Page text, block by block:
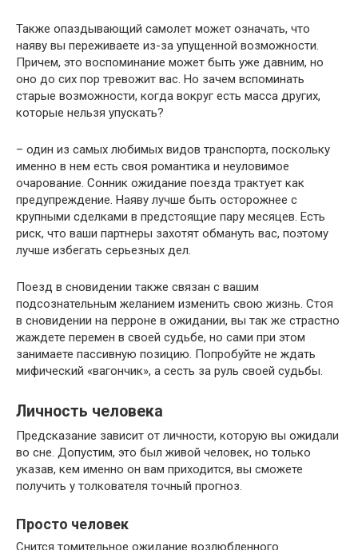
Также опаздывающий самолет может означать, что
наяву вы переживаете из-за упущенной возможности.
Причем, это воспоминание может быть уже давним, но
оно до сих пор тревожит вас. Но зачем вспоминать
старые возможности, когда вокруг есть масса других,
которые нельзя упускать?
– один из самых любимых видов транспорта, поскольку
именно в нем есть своя романтика и неуловимое
очарование. Сонник ожидание поезда трактует как
предупреждение. Наяву лучше быть осторожнее с
крупными сделками в предстоящие пару месяцев. Есть
риск, что ваши партнеры захотят обмануть вас, поэтому
лучше избегать серьезных дел.
Поезд в сновидении также связан с вашим
подсознательным желанием изменить свою жизнь. Стоя
в сновидении на перроне в ожидании, вы так же страстно
жаждете перемен в своей судьбе, но сами при этом
занимаете пассивную позицию. Попробуйте не ждать
мифический «вагончик», а сесть за руль своей судьбы.
Личность человека
Предсказание зависит от личности, которую вы ожидали
во сне. Допустим, это был живой человек, но только
указав, кем именно он вам приходится, вы сможете
получить у толкователя точный прогноз.
Просто человек
Снится томительное ожидание возлюбленного